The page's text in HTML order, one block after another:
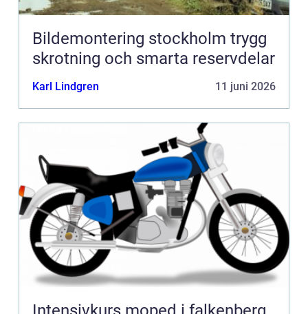
Bildemontering stockholm trygg
skrotning och smarta reservdelar
Karl Lindgren 11 juni 2026